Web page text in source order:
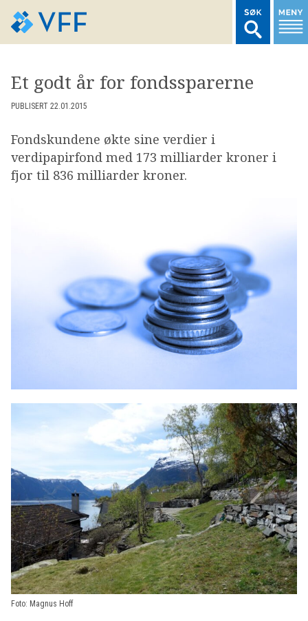
LOGG INN MEDLEMSNETT
MARKEDSSTATISTIKK
OM VFF
DEN LILLE FONDSHÅNDBOKEN
IN ENGLISH
Et godt år for fondssparerne
PUBLISERT 22.01.2015
Fondskundene økte sine verdier i
verdipapirfond med 173 milliarder kroner i
fjor til 836 milliarder kroner.
Foto: Magnus Hoff